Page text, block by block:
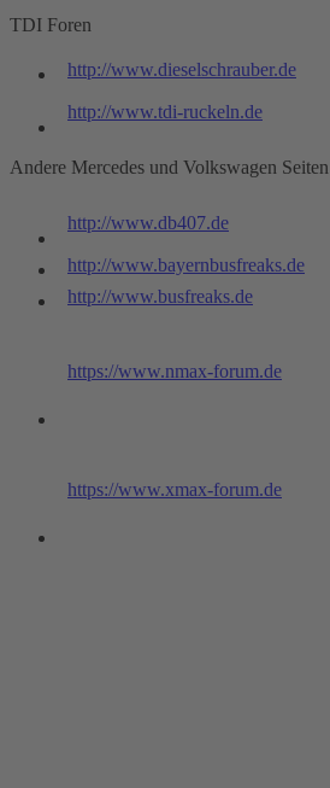
TDI Foren
http://www.dieselschrauber.de
http://www.tdi-ruckeln.de
Andere Mercedes und Volkswagen Seiten
http://www.db407.de
http://www.bayernbusfreaks.de
http://www.busfreaks.de
https://www.nmax-forum.de
https://www.xmax-forum.de